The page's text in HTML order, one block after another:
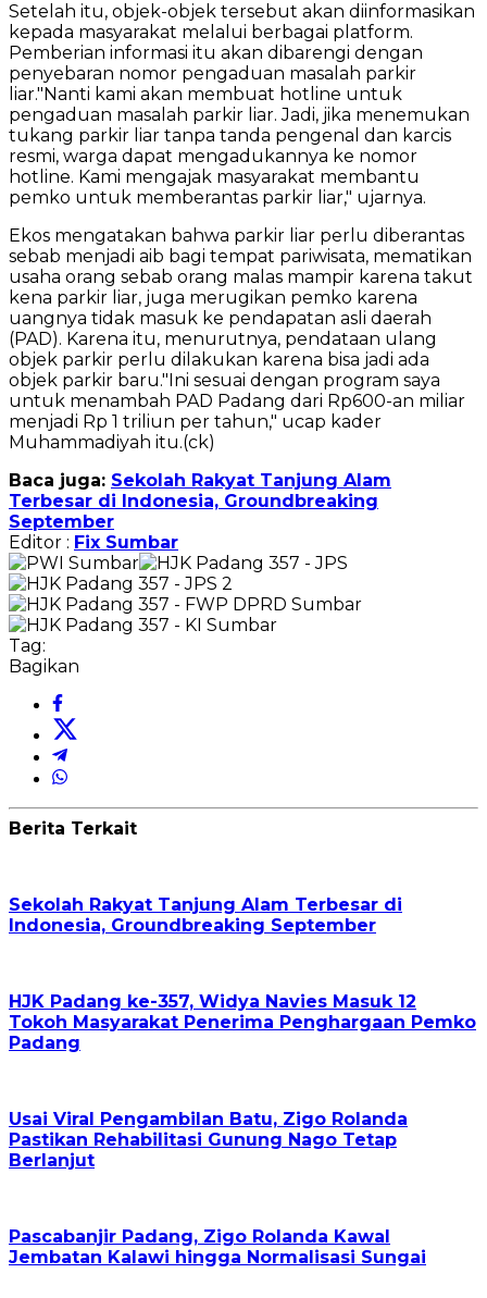
Setelah itu, objek-objek tersebut akan diinformasikan
kepada masyarakat melalui berbagai platform.
Pemberian informasi itu akan dibarengi dengan
penyebaran nomor pengaduan masalah parkir
liar."Nanti kami akan membuat hotline untuk
pengaduan masalah parkir liar. Jadi, jika menemukan
tukang parkir liar tanpa tanda pengenal dan karcis
resmi, warga dapat mengadukannya ke nomor
hotline. Kami mengajak masyarakat membantu
pemko untuk memberantas parkir liar," ujarnya.
Ekos mengatakan bahwa parkir liar perlu diberantas
sebab menjadi aib bagi tempat pariwisata, mematikan
usaha orang sebab orang malas mampir karena takut
kena parkir liar, juga merugikan pemko karena
uangnya tidak masuk ke pendapatan asli daerah
(PAD). Karena itu, menurutnya, pendataan ulang
objek parkir perlu dilakukan karena bisa jadi ada
objek parkir baru."Ini sesuai dengan program saya
untuk menambah PAD Padang dari Rp600-an miliar
menjadi Rp 1 triliun per tahun," ucap kader
Muhammadiyah itu.(ck)
Baca juga: Sekolah Rakyat Tanjung Alam
Terbesar di Indonesia, Groundbreaking
September
Editor : Fix Sumbar
Tag:
Bagikan
Berita Terkait
Sekolah Rakyat Tanjung Alam Terbesar di
Indonesia, Groundbreaking September
HJK Padang ke-357, Widya Navies Masuk 12
Tokoh Masyarakat Penerima Penghargaan Pemko
Padang
Usai Viral Pengambilan Batu, Zigo Rolanda
Pastikan Rehabilitasi Gunung Nago Tetap
Berlanjut
Pascabanjir Padang, Zigo Rolanda Kawal
Jembatan Kalawi hingga Normalisasi Sungai